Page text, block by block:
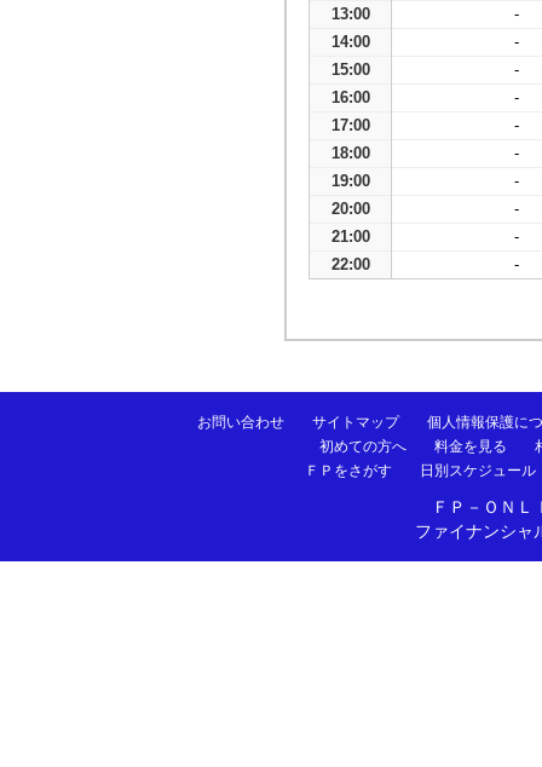
13:00
-
14:00
-
15:00
-
16:00
-
17:00
-
18:00
-
19:00
-
20:00
-
21:00
-
22:00
-
お問い合わせ サイトマップ
個人情報保護に
初めての方へ
料金を見る
ＦＰをさがす
日別スケジュール
ＦＰ－ＯＮ
ファイナンシャ